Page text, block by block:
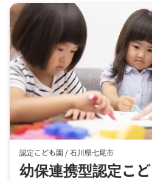
認定こども園 /石川県七尾市
幼保連携型認定こ